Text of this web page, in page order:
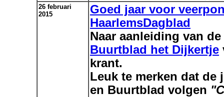
26 februari
2015
Goed jaar voor
HaarlemsDagblad
Naar aanleiding van
Buurtblad het Dijkertje
krant.
Leuk te merken dat
en Buurtblad volgen